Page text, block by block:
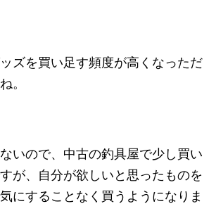
ズを買い足す頻度が高くなっただ
。
いので、中古の釣具屋で少し買い
が、自分が欲しいと思ったものを
にすることなく買うようになりま